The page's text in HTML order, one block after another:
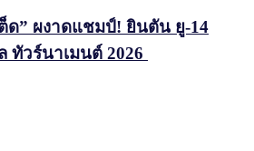
ด” ผงาดแชมป์! ยินตัน ยู-14
ทัวร์นาเมนต์ 2026